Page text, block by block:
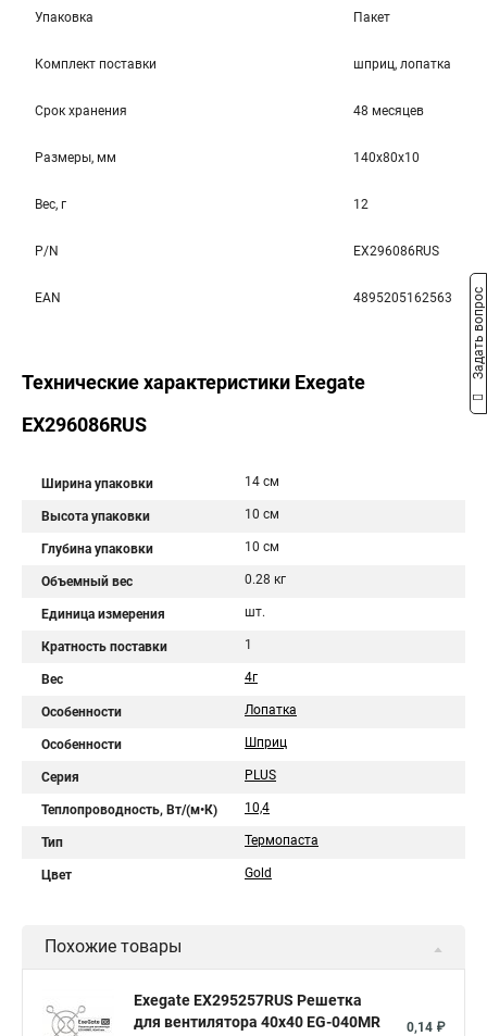
Упаковка Пакет
Комплект поставки шприц, лопатка
Срок хранения 48 месяцев
Размеры, мм 140x80x10
Вес, г 12
P/N EX296086RUS
EAN 4895205162563
Технические характеристики Exegate
EX296086RUS
Ширина упаковки 14 см
Высота упаковки 10 см
Глубина упаковки 10 см
Объемный вес 0.28 кг
Единица измерения шт.
Кратность поставки 1
Вес 4г
Особенности Лопатка
Особенности Шприц
Серия PLUS
Теплопроводность, Вт/(м•К) 10,4
Тип Термопаста
Цвет Gold
Похожие товары
Exegate EX295257RUS Решетка
для вентилятора 40x40 EG-040MR
0,14 ₽
Задать вопрос